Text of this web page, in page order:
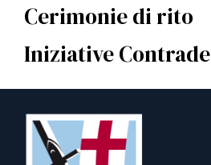
Cerimonie di rito
Iniziative Contrade